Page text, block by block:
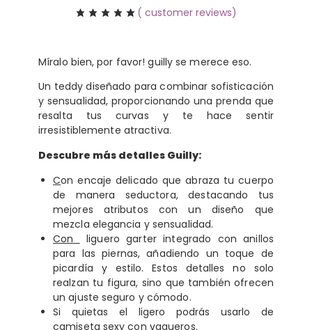
( customer reviews)
Míralo bien, por favor! guilly se merece eso.
Un teddy diseñado para combinar sofisticación
y sensualidad, proporcionando una prenda que
resalta tus curvas y te hace sentir
irresistiblemente atractiva.
Descubre más detalles Guilly:
Con encaje delicado que abraza tu cuerpo
de manera seductora, destacando tus
mejores atributos con un diseño que
mezcla elegancia y sensualidad.
Con
liguero garter integrado con anillos
para las piernas, añadiendo un toque de
picardía y estilo. Estos detalles no solo
realzan tu figura, sino que también ofrecen
un ajuste seguro y cómodo.
Si quietas el ligero podrás usarlo de
camiseta sexy con vaqueros.